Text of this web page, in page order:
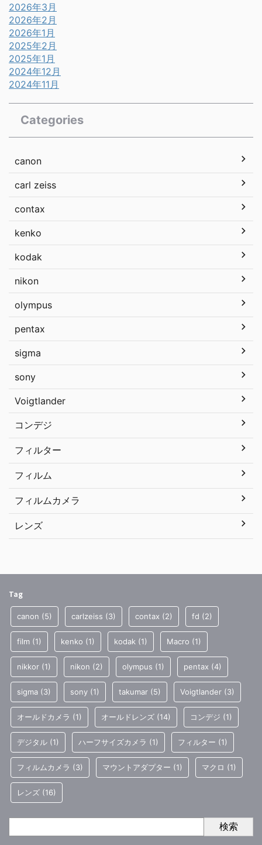
2026年3月
2026年2月
2026年1月
2025年2月
2025年1月
2024年12月
2024年11月
Categories
canon
carl zeiss
contax
kenko
kodak
nikon
olympus
pentax
sigma
sony
Voigtlander
コンデジ
フィルター
フィルム
フィルムカメラ
レンズ
Tag
canon (5) carlzeiss (3) contax (2) fd (2)
film (1) kenko (1) kodak (1) Macro (1)
nikkor (1) nikon (2) olympus (1) pentax (4)
sigma (3) sony (1) takumar (5) Voigtlander (3)
オールドカメラ (1) オールドレンズ (14) コンデジ (1)
デジタル (1) ハーフサイズカメラ (1) フィルター (1)
フィルムカメラ (3) マウントアダプター (1) マクロ (1)
レンズ (16)
検索